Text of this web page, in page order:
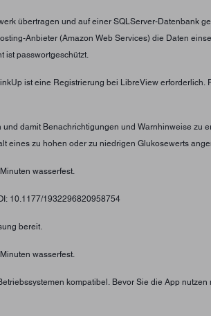
übertragen und auf einer SQLServer-Datenbank
Anbieter (Amazon Web Services) die Daten
ist passwortgeschützt.
ist eine Registrierung bei LibreView
damit Benachrichtigungen und Warnhinweise zu
eines zu hohen oder zu niedrigen Glukosewerts
wasserfest.
10.1177/1932296820958754
bereit.
wasserfest.
kompatibel. Bevor Sie die App